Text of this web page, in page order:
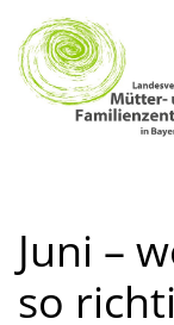
Zum
Inhalt
springen
Juni –
so